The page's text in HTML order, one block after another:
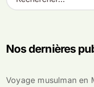
e
r
e
Nos dernières
Voyage musulman en